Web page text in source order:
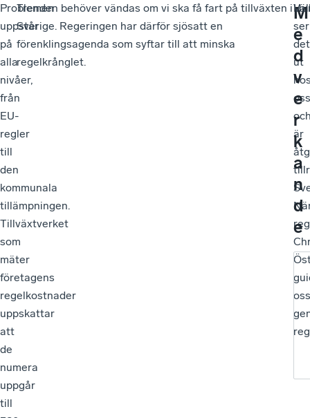
Problemen
uppstår
på
alla
nivåer,
från
EU-
regler
till
den
kommunala
tillämpningen.
Tillväxtverket
som
mäter
företagens
regelkostnader
uppskattar
att
de
numera
uppgår
till
Trenden behöver vändas om vi ska få fart på tillväxten i
Sverige. Regeringen har därför sjösatt en
förenklingsagenda som syftar till att minska
regelkrånglet.
ser
det
ut
oss
är
oss
M
e
d
v
e
r
k
a
n
d
e